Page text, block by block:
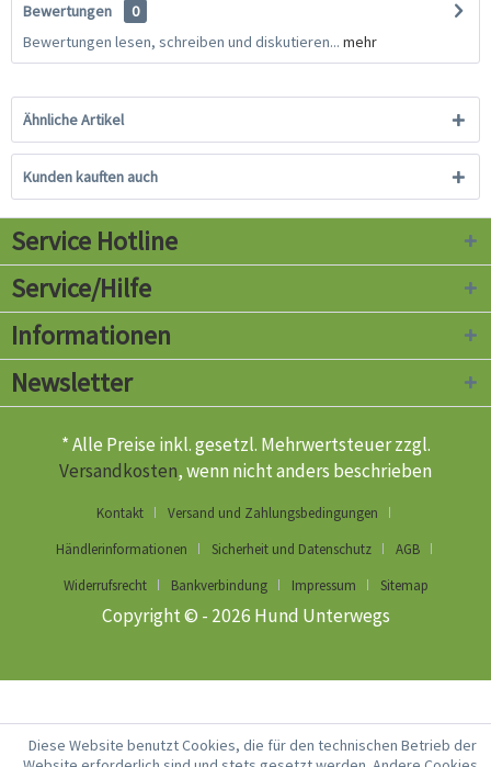
Bewertungen
0
Bewertungen lesen, schreiben und diskutieren... mehr
Ähnliche Artikel
Kunden kauften auch
Service Hotline
Service/Hilfe
Informationen
Newsletter
* Alle Preise inkl. gesetzl. Mehrwertsteuer zzgl.
Versandkosten, wenn nicht anders beschrieben
Kontakt
Versand und Zahlungsbedingungen
Händlerinformationen
Sicherheit und Datenschutz
AGB
Widerrufsrecht
Bankverbindung Impressum Sitemap
Copyright © - 2026 Hund Unterwegs
Diese Website benutzt Cookies, die für den technischen Betrieb der